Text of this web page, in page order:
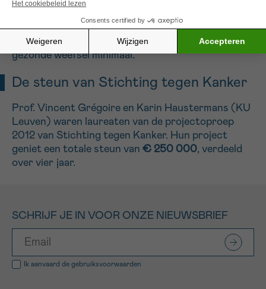
patiënt is tweeledig: de doeltreffendheid van de
behandeling is maximaal en de schade aan het
gezonde weefsel minimaal.
De steun van Stichting tegen Kanker
Prof. Vincent Grégoire en Karin Haustermans (KU
Leuven) waren laureaten van de projectoproep
2012 van Stichting tegen Kanker. Hun project
geniet een totale steun van € 250 000, verdeeld
over vier jaar.
SCHRIJF JE IN VOOR ONZE NIEUWSBRIEF
Ik aanvaard de gebruiksvoorwaarden